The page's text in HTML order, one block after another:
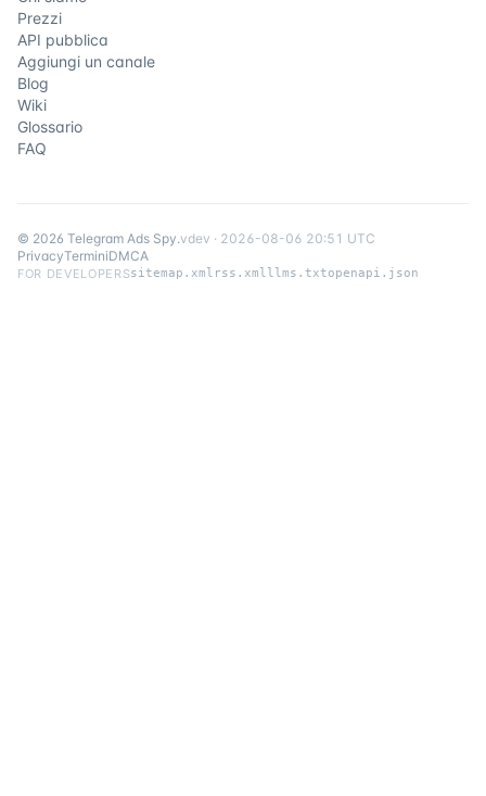
Prezzi
API pubblica
Aggiungi un canale
Blog
Wiki
Glossario
FAQ
© 2026 Telegram Ads Spy.vdev · 2026-08-06 20:51 UTC
PrivacyTerminiDMCA
FOR DEVELOPERSsitemap.xml rss.xmlllms.txtopenapi.json